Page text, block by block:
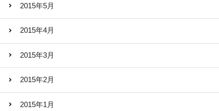
2015年5月
2015年4月
2015年3月
2015年2月
2015年1月